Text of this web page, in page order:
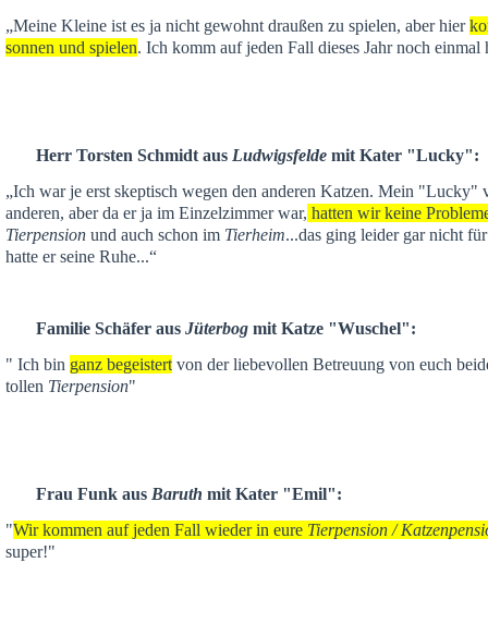
„Meine Kleine ist es ja nicht gewohnt draußen zu spielen, aber hier
sonnen und spielen. Ich komm auf jeden Fall dieses Jahr noch einmal
Herr Torsten Schmidt aus Ludwigsfelde mit Kater "Lucky":
„Ich war je erst skeptisch wegen den anderen Katzen. Mein "Lucky"
anderen, aber da er ja im Einzelzimmer war, hatten wir keine
Tierpension und auch schon im Tierheim...das ging leider gar nicht
hatte er seine Ruhe...“
Familie Schäfer aus Jüterbog mit Katze "Wuschel":
" Ich bin ganz begeistert von der liebevollen Betreuung von euch
tollen Tierpension"
Frau Funk aus Baruth mit Kater "Emil":
"Wir kommen auf jeden Fall wieder in eure Tierpension /
super!"